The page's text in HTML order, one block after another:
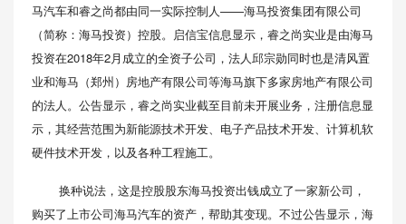
马汽车和睿之尚都由同一实际控制人——海马投资集团有限公司
（简称：海马投资）控股。启信宝信息显示，睿之尚实业是由海马
投资在2018年2月成立的全资子公司，法人邱宗勋同时也是清风置
业和海马（郑州）房地产有限公司等海马旗下多家房地产有限公司
的法人。公告显示，睿之尚实业截至目前未开展业务，注册信息显
示，其经营范围为新能源技术开发、电子产品技术开发、计算机软
硬件技术开发，以及各种工程施工。
换种说法，这是控股股东海马投资出钱成立了一家新公司，
购买了上市公司海马汽车的资产，帮助其变现。不过公告显示，海